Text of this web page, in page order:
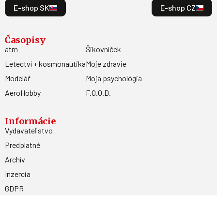
E-shop SK
E-shop CZ
Časopisy
atm
Letectví + kosmonautika
Modelář
AeroHobby
Šikovníček
Moje zdravie
Moja psychológia
F.O.O.D.
Informácie
Vydavateľstvo
Predplatné
Archív
Inzercia
GDPR